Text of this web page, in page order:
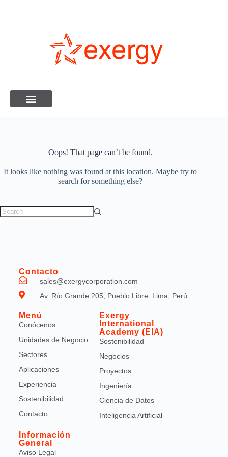
Oops! That page can’t be found.
It looks like nothing was found at this location. Maybe try to
search for something else?
Contacto
sales@exergycorporation.com
Av. Río Grande 205, Pueblo Libre. Lima, Perú.
Menú
Conócenos
Unidades de Negocio
Sectores
Aplicaciones
Experiencia
Sostenibilidad
Contacto
Exergy
International
Academy (EIA)
Sostenibilidad
Negocios
Proyectos
Ingeniería
Ciencia de Datos
Inteligencia Artificial
Información
General
Aviso Legal